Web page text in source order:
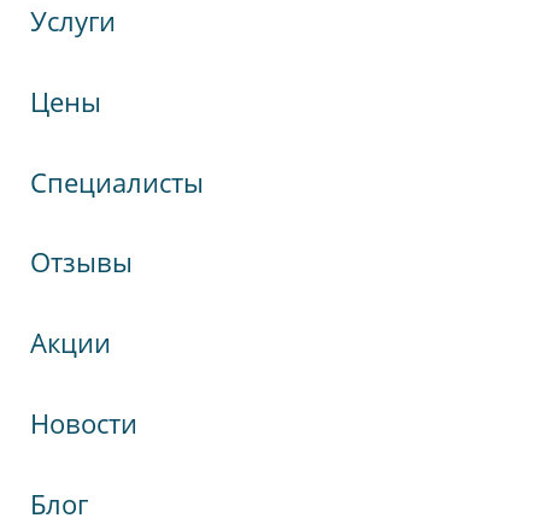
Услуги
Цены
Специалисты
Отзывы
Акции
Новости
Блог